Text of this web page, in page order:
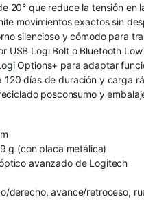
20° que reduce la tensión
movimientos exactos sin
silencioso y cómodo para
USB Logi Bolt o Bluetooth
Options+ para adaptar
días de duración y carga
posconsumo y
g (con placa metálica)
avanzado de Logitech
derecho, avance/retroceso,